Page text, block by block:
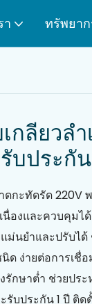
า ทรัพยาก
กลียวล
บประกั
กะทัดรัด 220V
นื่องและควบคุม
นยำและปรับได้
ด ง่ายต่อการเชื่
รักษาต่ำ ช่วยปร
บประกัน 1 ปี ติด